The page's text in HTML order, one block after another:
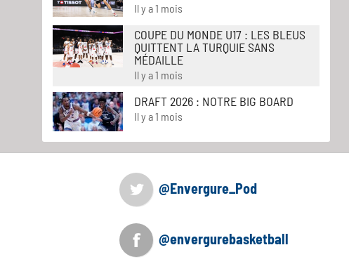
Il y a 1 mois
COUPE DU MONDE U17 : LES BLEUS
QUITTENT LA TURQUIE SANS
MÉDAILLE
Il y a 1 mois
DRAFT 2026 : NOTRE BIG BOARD
Il y a 1 mois
@Envergure_Pod
@envergurebasketball